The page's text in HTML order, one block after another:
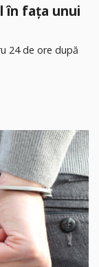
în fața unui
24 de ore după